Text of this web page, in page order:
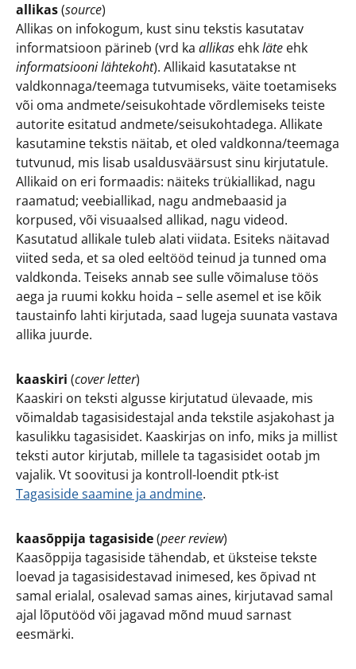
allikas(source)
Allikas on infokogum, kust sinu tekstis kasutatav
informatsioon pärineb (vrd ka allikas ehkläte ehk
informatsiooni lähtekoht). Allikaid kasutatakse nt
valdkonnaga/teemaga tutvumiseks, väite toetamiseks
või oma andmete/seisukohtade võrdlemiseks teiste
autorite esitatud andmete/seisukohtadega. Allikate
kasutamine tekstis näitab, et oled valdkonna/teemaga
tutvunud, mis lisab usaldusväärsust sinu kirjutatule.
Allikaid on eri formaadis: näiteks trükiallikad, nagu
raamatud; veebiallikad, nagu andmebaasid ja
korpused, või visuaalsed allikad, nagu videod.
Kasutatud allikale tuleb alati viidata. Esiteks näitavad
viited seda, et sa oled eeltööd teinud ja tunned oma
valdkonda. Teiseks annab see sulle võimaluse töös
aega ja ruumi kokku hoida – selle asemel et ise kõik
taustainfo lahti kirjutada, saad lugeja suunata vastava
allika juurde.
kaaskiri (cover letter)
Kaaskiri on teksti algusse kirjutatud ülevaade, mis
võimaldab tagasisidestajal anda tekstile asjakohast ja
kasulikku tagasisidet. Kaaskirjas on info, miks ja millist
teksti autor kirjutab, millele ta tagasisidet ootab jm
vajalik. Vt soovitusi ja kontroll-loendit ptk-ist
Tagasiside saamine ja andmine.
kaasõppija tagasiside(peer review)
Kaasõppija tagasiside tähendab, et üksteise tekste
loevad ja tagasisidestavad inimesed, kes õpivad nt
samal erialal, osalevad samas aines, kirjutavad samal
ajal lõputööd või jagavad mõnd muud sarnast
eesmärki.